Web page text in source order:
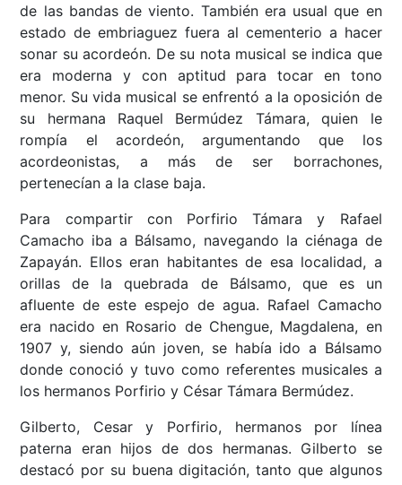
de las bandas de viento. También era usual que en
estado de embriaguez fuera al cementerio a hacer
sonar su acordeón. De su nota musical se indica que
era moderna y con aptitud para tocar en tono
menor. Su vida musical se enfrentó a la oposición de
su hermana Raquel Bermúdez Támara, quien le
rompía el acordeón, argumentando que los
acordeonistas, a más de ser borrachones,
pertenecían a la clase baja.
Para compartir con Porfirio Támara y Rafael
Camacho iba a Bálsamo, navegando la ciénaga de
Zapayán. Ellos eran habitantes de esa localidad, a
orillas de la quebrada de Bálsamo, que es un
afluente de este espejo de agua. Rafael Camacho
era nacido en Rosario de Chengue, Magdalena, en
1907 y, siendo aún joven, se había ido a Bálsamo
donde conoció y tuvo como referentes musicales a
los hermanos Porfirio y César Támara Bermúdez.
Gilberto, Cesar y Porfirio, hermanos por línea
paterna eran hijos de dos hermanas. Gilberto se
destacó por su buena digitación, tanto que algunos